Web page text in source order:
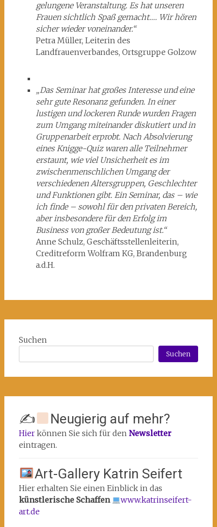
gelungene Veranstaltung. Es hat unseren
Frauen sichtlich Spaß gemacht…. Wir hören
sicher wieder voneinander.“
Petra Müller, Leiterin des
Landfrauenverbandes, Ortsgruppe Golzow
„Das Seminar hat großes Interesse und eine
sehr gute Resonanz gefunden. In einer
lustigen und lockeren Runde wurden Fragen
zum Umgang miteinander diskutiert und in
Gruppenarbeit erprobt. Nach Absolvierung
eines Knigge-Quiz waren alle Teilnehmer
erstaunt, wie viel Unsicherheit es im
zwischenmenschlichen Umgang der
verschiedenen Altersgruppen, Geschlechter
und Funktionen gibt. Ein Seminar, das – wie
ich finde – sowohl für den privaten Bereich,
aber insbesondere für den Erfolg im
Business von großer Bedeutung ist.“
Anne Schulz, Geschäftsstellenleiterin,
Creditreform Wolfram KG, Brandenburg
a.d.H.
Suchen
Suchen
✍ Neugierig auf mehr?
Hierkönnen Sie sich für den Newsletter
eintragen.
Art-Gallery Katrin Seifert
Hier erhalten Sie einen Einblick in das
künstlerische Schaffen
www.katrinseifert-
art.de